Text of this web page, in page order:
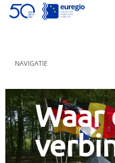
NAVIGATIE